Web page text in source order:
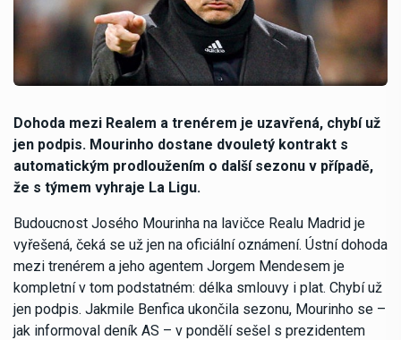
Dohoda mezi Realem a trenérem je uzavřená, chybí už
jen podpis. Mourinho dostane dvouletý kontrakt s
automatickým prodloužením o další sezonu v případě,
že s týmem vyhraje La Ligu.
Budoucnost Josého Mourinha na lavičce Realu Madrid je
vyřešená, čeká se už jen na oficiální oznámení. Ústní dohoda
mezi trenérem a jeho agentem Jorgem Mendesem je
kompletní v tom podstatném: délka smlouvy i plat. Chybí už
jen podpis. Jakmile Benfica ukončila sezonu, Mourinho se –
jak informoval deník AS – v pondělí sešel s prezidentem